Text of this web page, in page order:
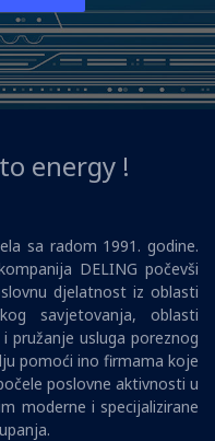
energy !
sa radom 1991. godine.
DELING počevši
djelatnost iz oblasti
savjetovanja, oblasti
pružanje usluga poreznog
pomoći ino firmama koje
poslovne aktivnosti u
moderne i specijalizirane